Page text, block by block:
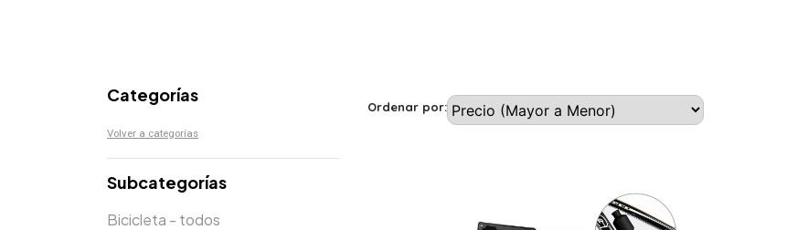
Categorías
Volver a categorías
Subcategorías
Bicicleta - todos
Ordenar por: